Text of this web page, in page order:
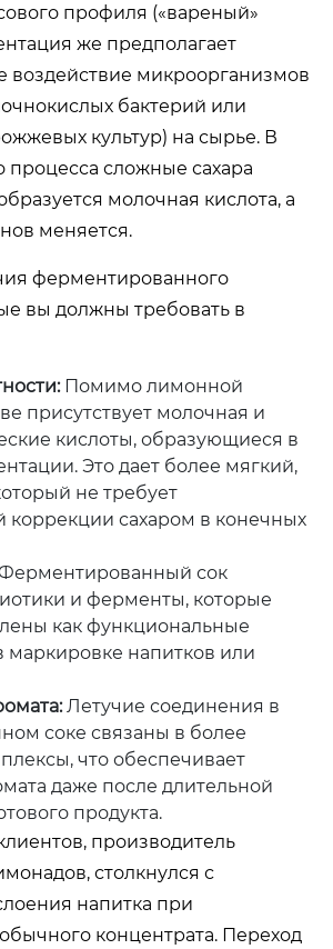
профиля («вареный»
же предполагает
воздействие микроорганизмов
бактерий или
культур) на сырье. В
процесса сложные сахара
молочная кислота, а
меняется.
ферментированного
вы должны требовать в
Помимо лимонной
присутствует молочная и
кислоты, образующиеся в
Это дает более мягкий,
не требует
коррекции сахаром в конечных
сок
и ферменты, которые
как функциональные
маркировке напитков или
Летучие соединения в
соке связаны в более
что обеспечивает
даже после длительной
продукта.
производитель
столкнулся с
напитка при
концентрата. Переход